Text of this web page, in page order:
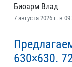
Биоарм Влад
7 августа 2026 г. в
630×630.